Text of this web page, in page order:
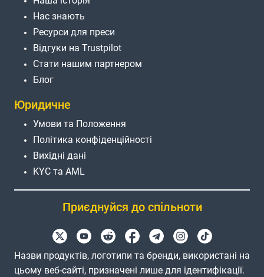
Нас знають
Ресурси для преси
Відгуки на Trustpilot
Стати нашим партнером
Блог
Юридичне
Умови та Положення
Політика конфіденційності
Вихідні дані
KYC та AML
Приєднуйся до спільноти
Назви продуктів, логотипи та бренди, використані на
цьому веб-сайті, призначені лише для ідентифікації.